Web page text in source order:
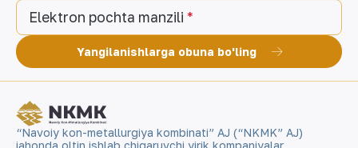
Elektron pochta manzili
Yangilanishlarga obuna bo'ling
“Navoiy kon-metallurgiya kombinati” AJ (“NKMK” AJ)